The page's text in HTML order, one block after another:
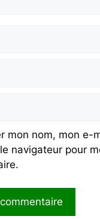
mon nom, mon e-
navigateur pour